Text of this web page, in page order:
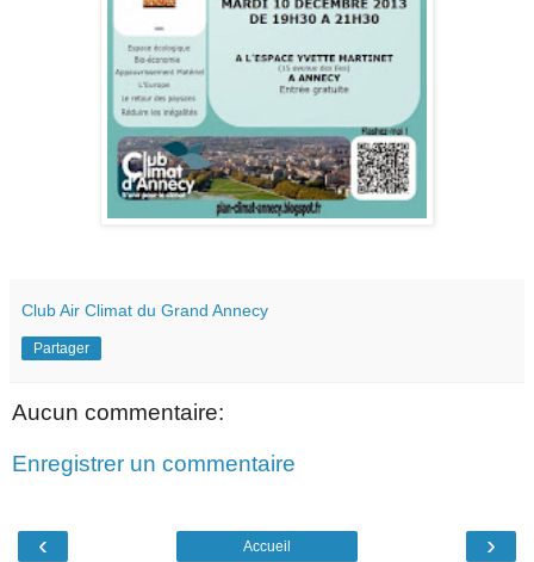
Club Air Climat du Grand Annecy
Partager
Aucun commentaire:
Enregistrer un commentaire
‹ ›
Accueil